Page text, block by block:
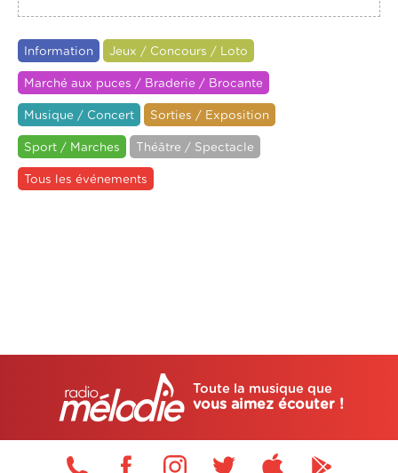
Information Jeux / Concours / Loto
Marché aux puces / Braderie / Brocante
Musique / Concert Sorties / Exposition
Sport / Marches Théâtre / Spectacle
Tous les événements
Toute la musique que
vous aimez écouter !